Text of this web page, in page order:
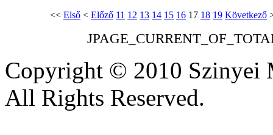
<< Első < Előző 11 12 13 14 15 16 17 18 19 Következő
Copyright © 2010 Szinyei
All Rights Reserved.